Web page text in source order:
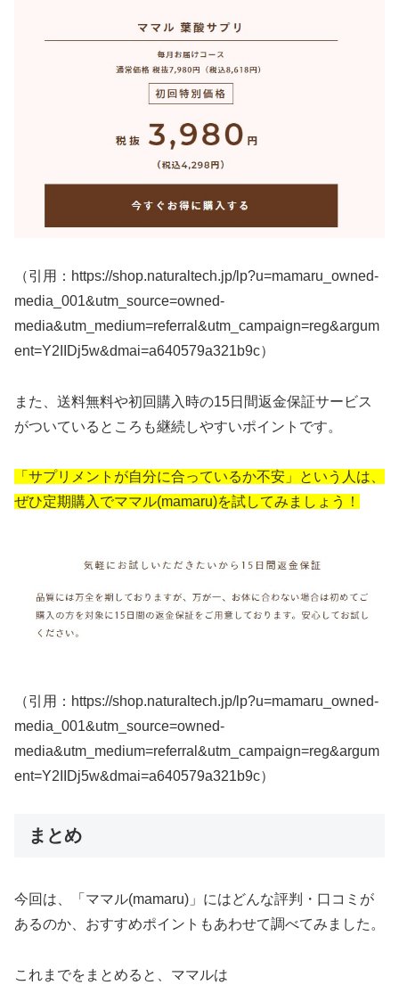
（引用：https://shop.naturaltech.jp/lp?u=mamaru_owned-
media_001&utm_source=owned-
media&utm_medium=referral&utm_campaign=reg&argum
ent=Y2IIDj5w&dmai=a640579a321b9c）
また、送料無料や初回購入時の15日間返金保証サービス
がついているところも継続しやすいポイントです。
「サプリメントが自分に合っているか不安」という人は、
ぜひ定期購入でママル(mamaru)を試してみましょう！
（引用：https://shop.naturaltech.jp/lp?u=mamaru_owned-
media_001&utm_source=owned-
media&utm_medium=referral&utm_campaign=reg&argum
ent=Y2IIDj5w&dmai=a640579a321b9c）
まとめ
今回は、「 ママル(mamaru) 」にはどんな評判・口コミが
あるのか、おすすめポイントもあわせて調べてみました。
これまでをまとめると、ママルは